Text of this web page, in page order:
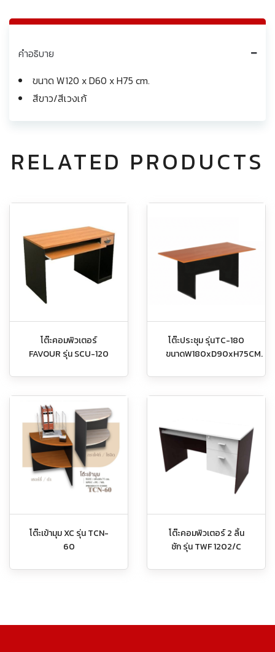
คำอธิบาย
ขนาด W120 x D60 x H75 cm.
สีขาว/สีเวงเก้
RELATED PRODUCTS
โต๊ะคอมพิวเตอร์
FAVOUR รุ่น SCU-120
โต๊ะประชุม รุ่นTC-180
ขนาดW180xD90xH75CM.
โต๊ะเข้ามุม XC รุ่น TCN-
60
โต๊ะคอมพิวเตอร์ 2 ลิ้น
ชัก รุ่น TWF 1202/C